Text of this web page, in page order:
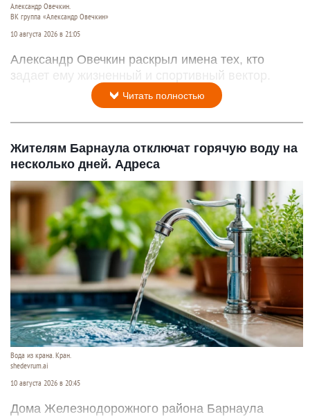
Александр Овечкин.
ВК группа «Александр Овечкин»
10 августа 2026 в 21:05
Александр Овечкин раскрыл имена тех, кто
задает ему жизненный и спортивный вектор.
Читать полностью
Жителям Барнаула отключат горячую воду на
несколько дней. Адреса
Вода из крана. Кран.
shedevrum.ai
10 августа 2026 в 20:45
Дома Железнодорожного района Барнаула